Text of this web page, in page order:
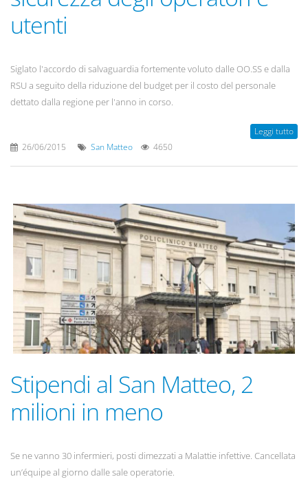
utenti
Siglato l'accordo di salvaguardia fortemente voluto dalle OO.SS e dalla
RSU a seguito della riduzione del budget per il costo del personale
dettato dalla regione per l'anno in corso.
Leggi tutto
26/06/2015 San Matteo 4650
Stipendi al San Matteo, 2
milioni in meno
Se ne vanno 30 infermieri, posti dimezzati a Malattie infettive. Cancellata
un’équipe al giorno dalle sale operatorie.